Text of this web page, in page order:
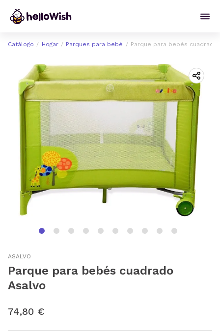
Catálogo Hogar Parques para bebé Parque para bebés cuadrado
ASALVO
Parque para bebés cuadrado
Asalvo
74,80 €